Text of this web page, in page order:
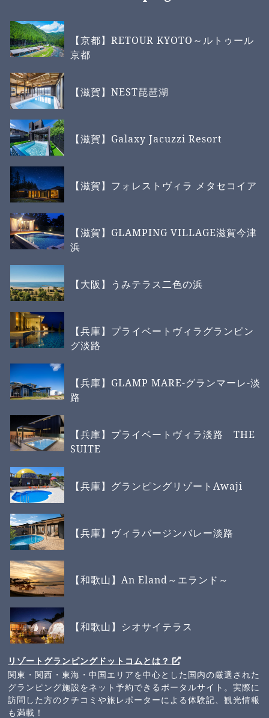
【京都】RETOUR KYOTO～ルトゥール
京都
【滋賀】NEST琵琶湖
【滋賀】Galaxy Jacuzzi Resort
【滋賀】フォレストヴィラ メタセコイア
【滋賀】GLAMPING VILLAGE滋賀今津
浜
【大阪】うみテラス二色の浜
【兵庫】プライベートヴィラグランピン
グ淡路
【兵庫】GLAMP MARE-グランマーレ-淡
路
【兵庫】プライベートヴィラ淡路 THE
SUITE
【兵庫】グランピングリゾートAwaji
【兵庫】ヴィラバージンバレー淡路
【和歌山】An Eland～エランド～
【和歌山】シオサイテラス
リゾートグランピングドットコムとは？
関東・関西・東海・中国エリアを中心とした国内の厳選された
グランピング施設をネット予約できるポータルサイト。実際に
訪問した方のクチコミや旅レポーターによる体験記、観光情報
も満載！